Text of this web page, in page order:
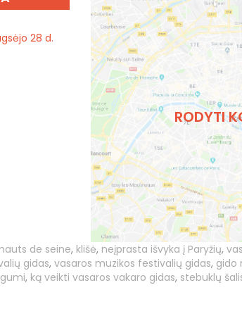
28 d.
RODYTI
hauts de seine, klišė, neįprasta išvyka į Paryžių,
gidas, vasaros muzikos festivalių gidas, gido
, ką veikti vasaros vakaro gidas, stebuklų